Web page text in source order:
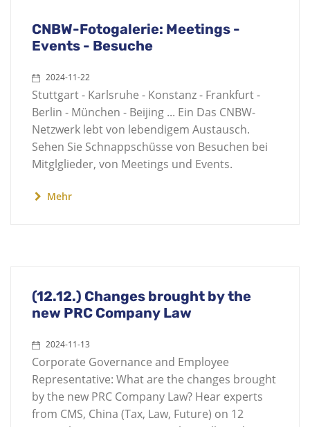
CNBW-Fotogalerie: Meetings -
Events - Besuche
2024-11-22
Stuttgart - Karlsruhe - Konstanz - Frankfurt -
Berlin - München - Beijing ... Ein Das CNBW-
Netzwerk lebt von lebendigem Austausch.
Sehen Sie Schnappschüsse von Besuchen bei
Mitglglieder, von Meetings und Events.
Mehr
(12.12.) Changes brought by the
new PRC Company Law
2024-11-13
Corporate Governance and Employee
Representative: What are the changes brought
by the new PRC Company Law? Hear experts
from CMS, China (Tax, Law, Future) on 12